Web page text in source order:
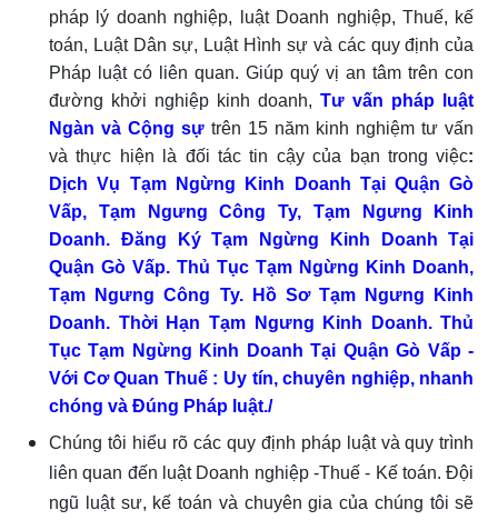
pháp lý doanh nghiệp, luật Doanh nghiệp, Thuế, kế
toán, Luật Dân sự, Luật Hình sự và các quy định của
Pháp luật có liên quan. Giúp quý vị an tâm trên con
đường khởi nghiệp kinh doanh,Tư vấn pháp luật
Ngàn và Cộng sự trên 15 năm kinh nghiệm tư vấn
và thực hiện là đối tác tin cậy của bạn trong việc:
Dịch Vụ Tạm Ngừng Kinh Doanh Tại Quận Gò
Vấp, Tạm Ngưng Công Ty, Tạm Ngưng Kinh
Doanh. Đăng Ký Tạm Ngừng Kinh Doanh Tại
Quận Gò Vấp. Thủ Tục Tạm Ngừng Kinh Doanh,
Tạm Ngưng Công Ty. Hồ Sơ Tạm Ngưng Kinh
Doanh. Thời Hạn Tạm Ngưng Kinh Doanh. Thủ
Tục Tạm Ngừng Kinh Doanh Tại Quận Gò Vấp -
Với Cơ Quan Thuế : Uy tín, chuyên nghiệp, nhanh
chóng và Đúng Pháp luật./
Chúng tôi hiểu rõ các quy định pháp luật và quy trình
liên quan đến luật Doanh nghiệp -Thuế - Kế toán. Đội
ngũ luật sư, kế toán và chuyên gia của chúng tôi sẽ